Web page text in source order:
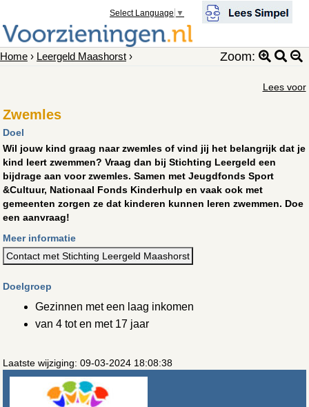
Select Language ▼
Home › Leergeld Maashorst › Zoom:
Lees voor
Zwemles
Doel
Wil jouw kind graag naar zwemles of vind jij het belangrijk dat je
kind leert zwemmen? Vraag dan bij Stichting Leergeld een
bijdrage aan voor zwemles. Samen met Jeugdfonds Sport
&Cultuur, Nationaal Fonds Kinderhulp en vaak ook met
gemeenten zorgen ze dat kinderen kunnen leren zwemmen. Doe
een aanvraag!
Meer informatie
Contact met Stichting Leergeld Maashorst
Doelgroep
Gezinnen met een laag inkomen
van 4 tot en met 17 jaar
Laatste wijziging: 09-03-2024 18:08:38